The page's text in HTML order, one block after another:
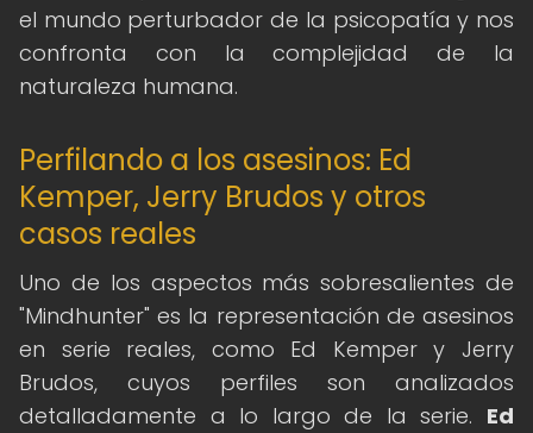
el mundo perturbador de la psicopatía y nos
confronta con la complejidad de la
naturaleza humana.
Perfilando a los asesinos: Ed
Kemper, Jerry Brudos y otros
casos reales
Uno de los aspectos más sobresalientes de
"Mindhunter" es la representación de asesinos
en serie reales, como Ed Kemper y Jerry
Brudos, cuyos perfiles son analizados
detalladamente a lo largo de la serie. Ed